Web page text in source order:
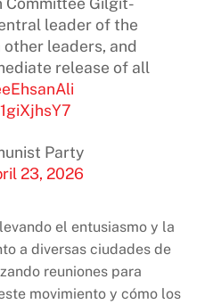
leader of the
leaders, and
release of all
Party
23, 2026
el entusiasmo y la
a diversas ciudades de
reuniones para
movimiento y cómo los